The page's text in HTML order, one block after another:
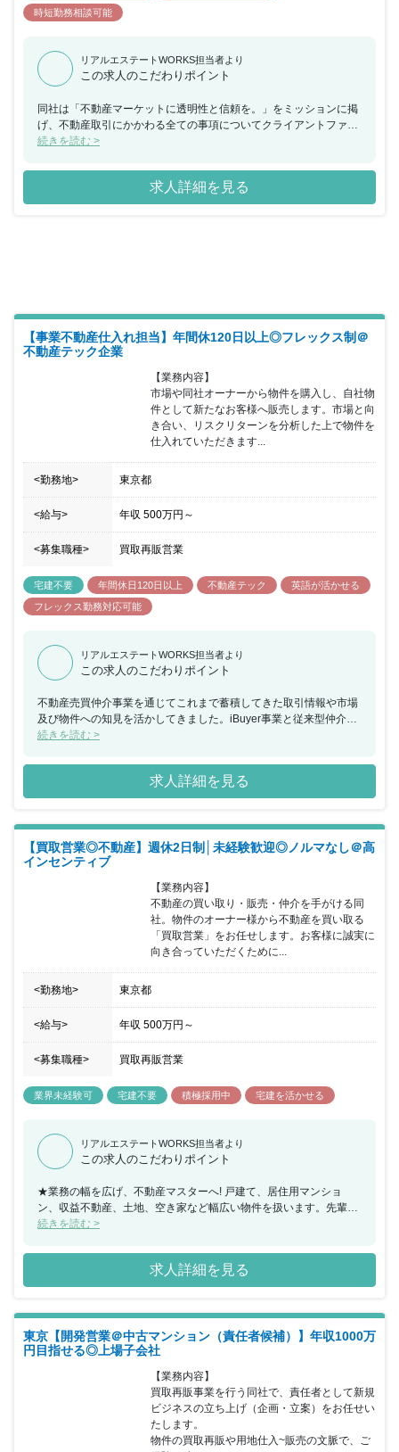
時短勤務相談可能
リアルエステートWORKS担当者より
この求人のこだわりポイント
同社は「不動産マーケットに透明性と信頼を。」をミッションに掲
げ、不動産取引にかかわる全ての事項についてクライアントファー
スト・ワンストップで提供を行っています。不動産を取り巻く環境
視点の提案や誰もが考えつかないような、新しい提案を行い、お客
様に対して不動産取引の価値を提供しています。社員数：14名の少
数精鋭のプロフェッショナル集団として、資金調達・投資・資産運
続きを読む >
求人詳細を見る
【事業不動産仕入れ担当】年間休120日以上◎フレックス制＠
不動産テック企業
【業務内容】
市場や同社オーナーから物件を購入し、自社物
件として新たなお客様へ販売します。市場と向
き合い、リスクリターンを分析した上で物件を
仕入れていただきます...
<勤務地> 東京都
<給与> 年収 500万円 ～
<募集職種> 買取再販営業
宅建不要 年間休日120日以上 不動産テック
英語が活かせる
フレックス勤務対応可能
リアルエステートWORKS担当者より
この求人のこだわりポイント
不動産売買仲介事業を通じてこれまで蓄積してきた取引情報や市場
及び物件への知見を活かしてきました。iBuyer事業と従来型仲介事
業のハイブリッド型という新しいビジネスモデルに挑戦していま
ることを実現するためのチャレンジングな取り組みです。不動産売
買仲介事業をクロスボーダーで行っている同社の強みをいかし、
iBuyer事業につきましてもクロスボーダーで行っています。
続きを読む >
求人詳細を見る
【買取営業◎不動産】週休2日制│未経験歓迎◎ノルマなし＠高
インセンティブ
【業務内容】
不動産の買い取り・販売・仲介を手がける同
社。物件のオーナー様から不動産を買い取る
「買取営業」をお任せします。お客様に誠実に
向き合っていただくために...
<勤務地> 東京都
<給与> 年収 500万円 ～
<募集職種> 買取再販営業
業界未経験可 宅建不要 積極採用中 宅建を活かせる
リアルエステートWORKS担当者より
この求人のこだわりポイント
★業務の幅を広げ、不動産マスターへ! 戸建て、居住用マンショ
ン、収益不動産、土地、空き家など幅広い物件を扱います。先輩達
も、買い取りから販売、仲介...と業務の幅を広げています。着実に
と、それだけ視野も広がっていきます。 <仕事のポイント> ★個人
プレーではなく、チームプレー! 先輩社員が成約を全力でサポー
ト。見込み顧客を紹介し合う、商談に同行するトークの仕方や提案
です。未経験の方でも入社1ヶ月後ほどで“初成約”できるよう、フォ
ローを欠かしません!※昨年度の部署立上げ以来、全員が入社1ヶ月
ほどで初成約実績アリ
続きを読む >
求人詳細を見る
東京【開発営業＠中古マンション（責任者候補）】年収1000万
円目指せる◎上場子会社
【業務内容】
買取再販事業を行う同社で、責任者として新規
ビジネスの立ち上げ（企画・立案）をお任せい
たします。
物件の買取再販や用地仕入~販売の文脈で、ご